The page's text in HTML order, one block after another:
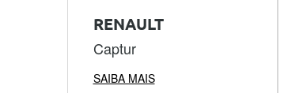
RENAULT
Captur
SAIBA MAIS